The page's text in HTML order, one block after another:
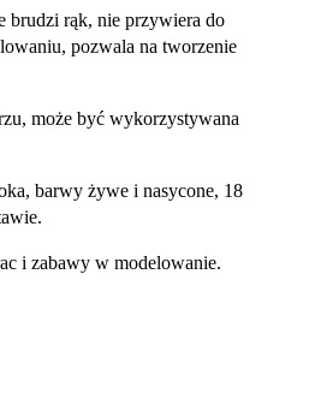
brudzi rąk, nie przywiera do
pozwala na tworzenie
może być wykorzystywana
barwy żywe i nasycone, 18
i zabawy w modelowanie.